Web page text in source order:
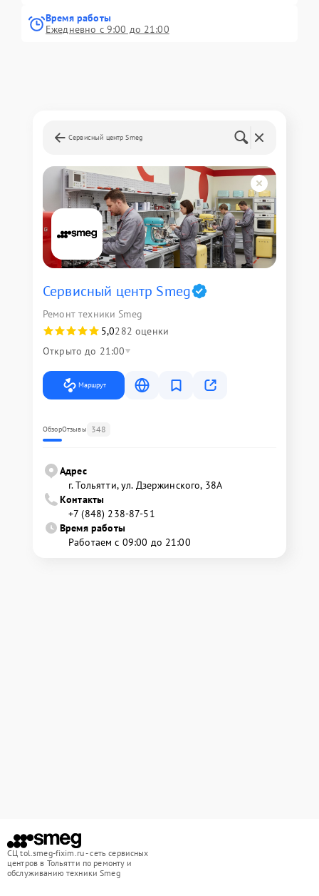
Время работы
Ежедневно с 9:00 до 21:00
Сервисный центр Smeg
Сервисный центр Smeg
Ремонт техники Smeg
5,0282 оценки
Открыто до 21:00
Маршрут
ОбзорОтзывы 348
Адрес
г. Тольятти, ул. Дзержинского, 38А
Контакты
+7 (848) 238-87-51
Время работы
Работаем с 09:00 до 21:00
СЦ tol.smeg-fixim.ru - сеть сервисных
центров в Тольятти по ремонту и
обслуживанию техники Smeg